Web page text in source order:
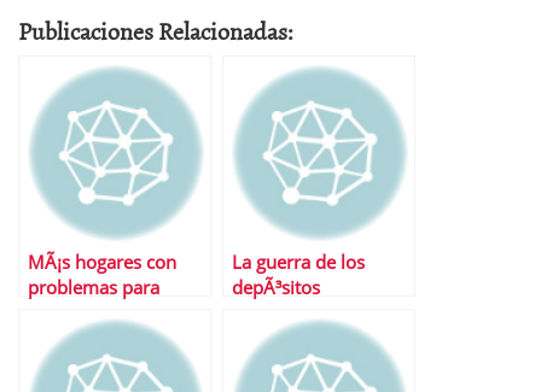
Publicaciones Relacionadas:
MÃ¡s hogares con
problemas para
llegar a fin de mes
La guerra de los
depÃ³sitos